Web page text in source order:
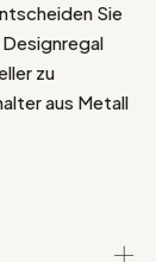
Sie
Designregal
zu
aus Metall